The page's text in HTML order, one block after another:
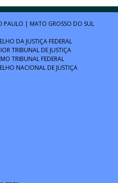
PAULO | MATO GROSSO DO SUL
DA JUSTIÇA FEDERAL
TRIBUNAL DE JUSTIÇA
TRIBUNAL FEDERAL
NACIONAL DE JUSTIÇA